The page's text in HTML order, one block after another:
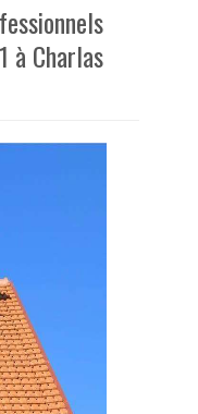
à Charlas